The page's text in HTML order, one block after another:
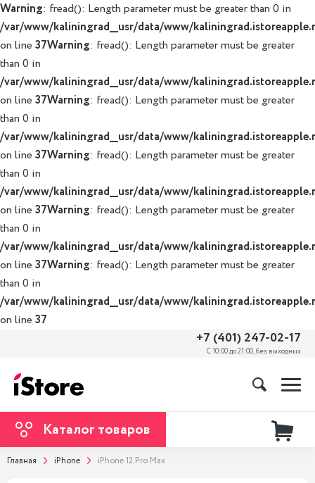
Warning: fread(): Length parameter must be greater than 0 in
/var/www/kaliningrad__usr/data/www/
on line 37Warning: fread(): Length parameter must be greater
than 0 in
/var/www/kaliningrad__usr/data/www/
on line 37Warning: fread(): Length parameter must be greater
than 0 in
/var/www/kaliningrad__usr/data/www/
on line 37Warning: fread(): Length parameter must be greater
than 0 in
/var/www/kaliningrad__usr/data/www/
on line 37Warning: fread(): Length parameter must be greater
than 0 in
/var/www/kaliningrad__usr/data/www/
on line 37Warning: fread(): Length parameter must be greater
than 0 in
/var/www/kaliningrad__usr/data/www/
on line 37
+7 (401) 247-02-17
С 10:00 до 21:00, без выходных
Каталог товаров
Главная iPhone iPhone 12 Pro Max